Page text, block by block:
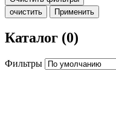
очистить
Применить
Каталог (0)
Фильтры